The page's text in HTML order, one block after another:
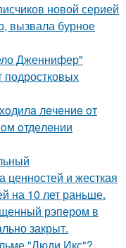
новой серией
вызвала бурное
Дженнифер"
подростковых
лeчeниe oт
oтдeлeнии
ценностей и жесткая
на 10 лет раньше.
рэпером в
закрыт.